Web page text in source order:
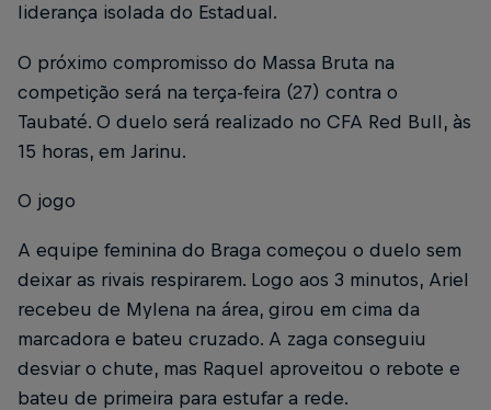
liderança isolada do Estadual.
O próximo compromisso do Massa Bruta na
competição será na terça-feira (27) contra o
Taubaté. O duelo será realizado no CFA Red Bull, às
15 horas, em Jarinu.
O jogo
A equipe feminina do Braga começou o duelo sem
deixar as rivais respirarem. Logo aos 3 minutos, Ariel
recebeu de Mylena na área, girou em cima da
marcadora e bateu cruzado. A zaga conseguiu
desviar o chute, mas Raquel aproveitou o rebote e
bateu de primeira para estufar a rede.